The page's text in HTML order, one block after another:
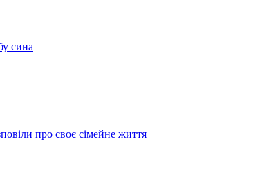
сина
про своє сімейне життя